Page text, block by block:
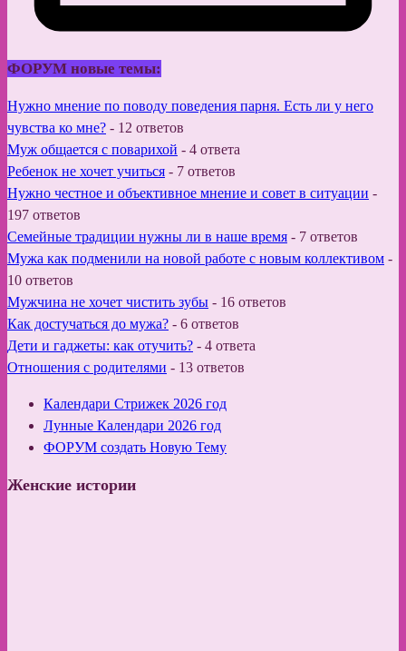
ФОРУМ новые темы:
Нужно мнение по поводу поведения парня. Есть ли у него
чувства ко мне? - 12 ответов
Муж общается с поварихой - 4 ответа
Ребенок не хочет учиться - 7 ответов
Нужно честное и объективное мнение и совет в ситуации -
197 ответов
Семейные традиции нужны ли в наше время - 7 ответов
Мужа как подменили на новой работе с новым коллективом -
10 ответов
Мужчина не хочет чистить зубы - 16 ответов
Как достучаться до мужа? - 6 ответов
Дети и гаджеты: как отучить? - 4 ответа
Отношения с родителями - 13 ответов
Календари Стрижек 2026 год
Лунные Календари 2026 год
ФОРУМ создать Новую Тему
Женские истории